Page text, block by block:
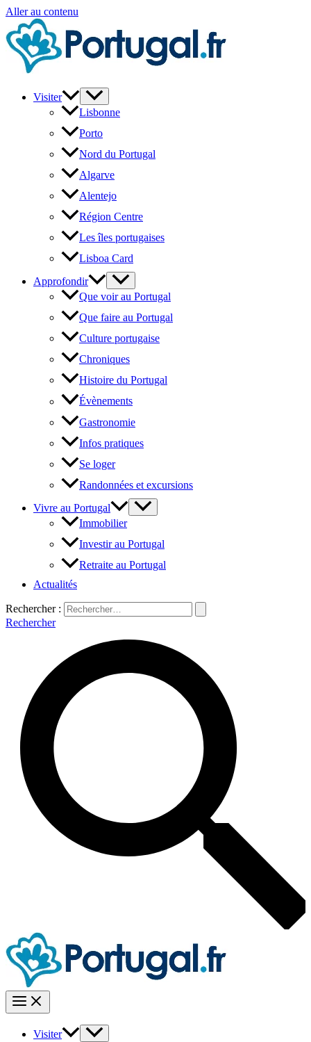
Aller au contenu
Visiter
Lisbonne
Porto
Nord du Portugal
Algarve
Alentejo
Région Centre
Les îles portugaises
Lisboa Card
Approfondir
Que voir au Portugal
Que faire au Portugal
Culture portugaise
Chroniques
Histoire du Portugal
Évènements
Gastronomie
Infos pratiques
Se loger
Randonnées et excursions
Vivre au Portugal
Immobilier
Investir au Portugal
Retraite au Portugal
Actualités
Rechercher :
Rechercher
Visiter